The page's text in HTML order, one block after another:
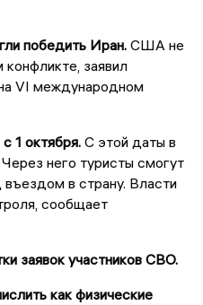
победить Иран. США не
конфликте, заявил
VI международном
1 октября.С этой даты в
него туристы смогут
в страну. Власти
сообщает
заявок участников СВО.
как физические